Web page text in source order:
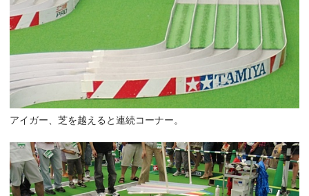
アイガー、芝を越えると連続コーナー。